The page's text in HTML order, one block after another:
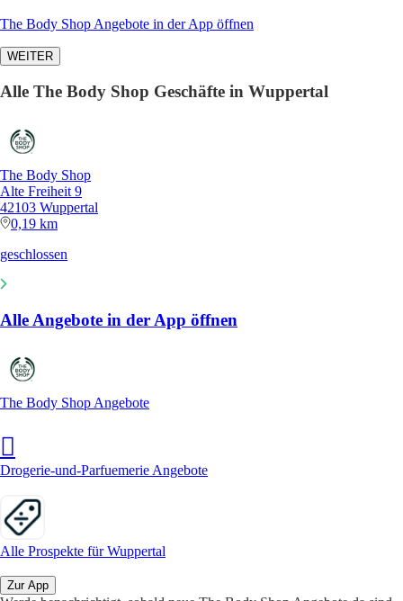
The Body Shop Angebote in der App öffnen
WEITER
Alle The Body Shop Geschäfte in Wuppertal
The Body Shop
Alte Freiheit 9
42103 Wuppertal
0,19 km
geschlossen
Alle Angebote in der App öffnen
The Body Shop Angebote
Drogerie-und-Parfuemerie Angebote
Alle Prospekte für Wuppertal
Zur App